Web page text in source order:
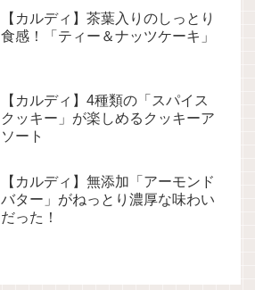
【カルディ】茶葉入りのしっとり
食感！「ティー＆ナッツケーキ」
【カルディ】4種類の「スパイス
クッキー」が楽しめるクッキーア
ソート
【カルディ】無添加「アーモンド
バター」がねっとり濃厚な味わい
だった！